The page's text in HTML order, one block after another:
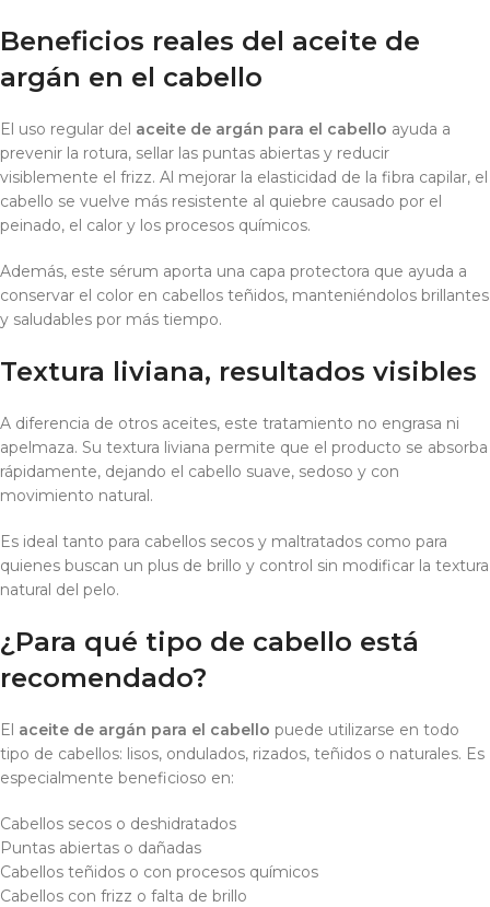
Beneficios reales del aceite de
argán en el cabello
El uso regular del aceite de argán para el cabello ayuda a
prevenir la rotura, sellar las puntas abiertas y reducir
visiblemente el frizz. Al mejorar la elasticidad de la fibra capilar, el
cabello se vuelve más resistente al quiebre causado por el
peinado, el calor y los procesos químicos.
Además, este sérum aporta una capa protectora que ayuda a
conservar el color en cabellos teñidos, manteniéndolos brillantes
y saludables por más tiempo.
Textura liviana, resultados visibles
A diferencia de otros aceites, este tratamiento no engrasa ni
apelmaza. Su textura liviana permite que el producto se absorba
rápidamente, dejando el cabello suave, sedoso y con
movimiento natural.
Es ideal tanto para cabellos secos y maltratados como para
quienes buscan un plus de brillo y control sin modificar la textura
natural del pelo.
¿Para qué tipo de cabello está
recomendado?
El aceite de argán para el cabello puede utilizarse en todo
tipo de cabellos: lisos, ondulados, rizados, teñidos o naturales. Es
especialmente beneficioso en:
Cabellos secos o deshidratados
Puntas abiertas o dañadas
Cabellos teñidos o con procesos químicos
Cabellos con frizz o falta de brillo